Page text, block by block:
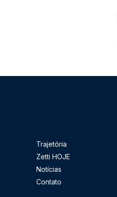
Trajetória
Zetti HOJE
Notícias
Contato
Pesquisar